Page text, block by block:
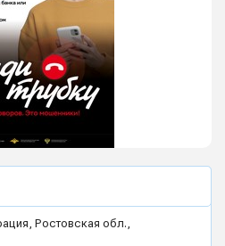
Ростовская обл.,